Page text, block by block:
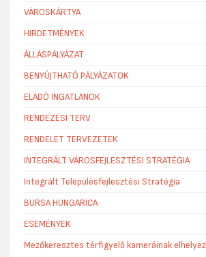
VÁROSKÁRTYA
HIRDETMÉNYEK
ÁLLÁSPÁLYÁZAT
BENYÚJTHATÓ PÁLYÁZATOK
ELADÓ INGATLANOK
RENDEZÉSI TERV
RENDELET TERVEZETEK
INTEGRÁLT VÁROSFEJLESZTÉSI STRATÉGIA
Integrált Településfejlesztési Stratégia
BURSA HUNGARICA
ESEMÉNYEK
Mezőkeresztes térfigyelő kameráinak